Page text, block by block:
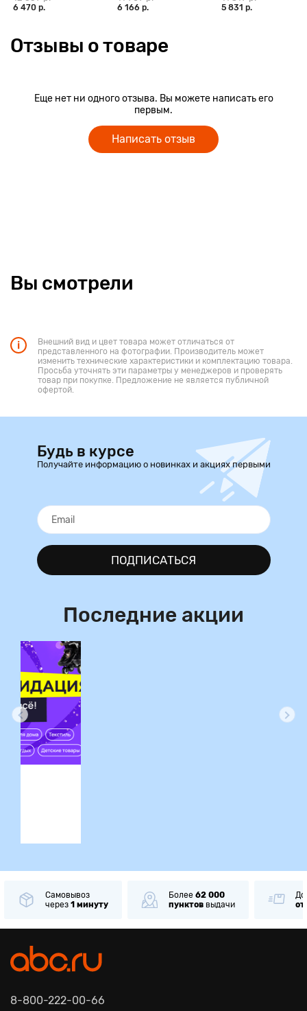
6 470 р. 6 166 р. 5 831 р.
Отзывы о товаре
Еще нет ни одного отзыва. Вы можете написать его
первым.
Написать отзыв
Вы смотрели
Внешний вид и цвет товара может отличаться от
представленного на фотографии. Производитель может
изменить технические характеристики и комплектацию товара.
Просьба уточнять эти параметры у менеджеров и проверять
товар при покупке. Предложение не является публичной
офертой.
Будь в курсе
Получайте информацию о новинках и акциях первыми
ПОДПИСАТЬСЯ
Последние акции
Самовывоз
через 1 минуту
Более 62 000
пунктов выдачи
8-800-222-00-66